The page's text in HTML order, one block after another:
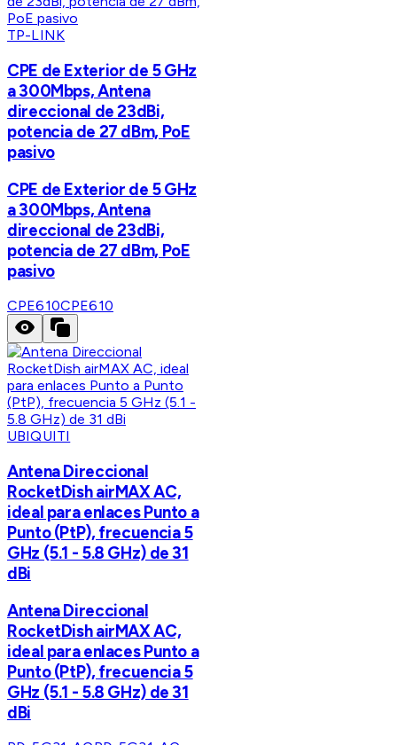
TP-LINK
CPE de Exterior de 5 GHz
a 300Mbps, Antena
direccional de 23dBi,
potencia de 27 dBm, PoE
pasivo
CPE de Exterior de 5 GHz
a 300Mbps, Antena
direccional de 23dBi,
potencia de 27 dBm, PoE
pasivo
CPE610CPE610
UBIQUITI
Antena Direccional
RocketDish airMAX AC,
ideal para enlaces Punto a
Punto (PtP), frecuencia 5
GHz (5.1 - 5.8 GHz) de 31
dBi
Antena Direccional
RocketDish airMAX AC,
ideal para enlaces Punto a
Punto (PtP), frecuencia 5
GHz (5.1 - 5.8 GHz) de 31
dBi